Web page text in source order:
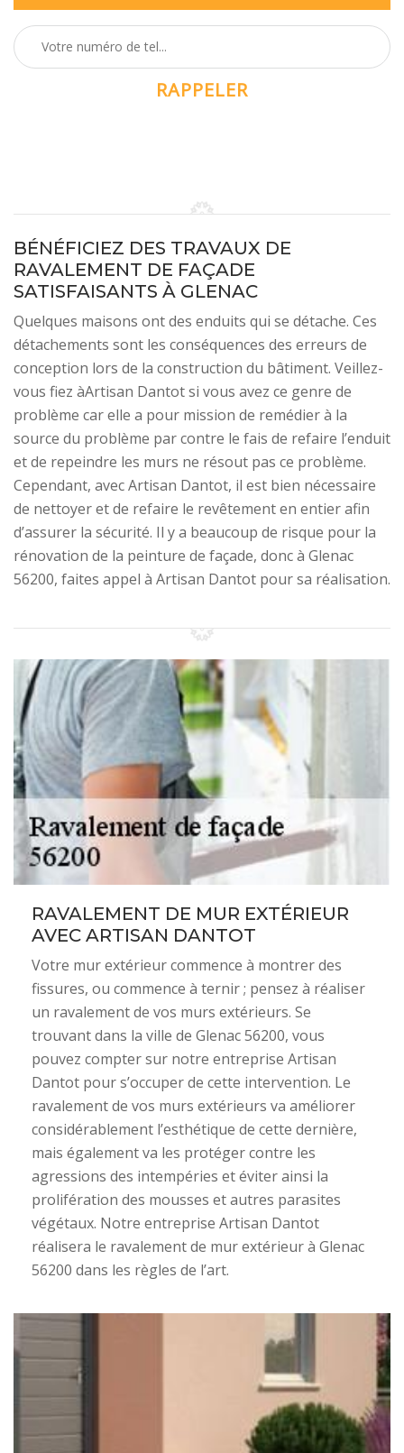
BÉNÉFICIEZ DES TRAVAUX DE
RAVALEMENT DE FAÇADE
SATISFAISANTS À GLENAC
Quelques maisons ont des enduits qui se détache. Ces
détachements sont les conséquences des erreurs de
conception lors de la construction du bâtiment. Veillez-
vous fiez àArtisan Dantot si vous avez ce genre de
problème car elle a pour mission de remédier à la
source du problème par contre le fais de refaire l’enduit
et de repeindre les murs ne résout pas ce problème.
Cependant, avec Artisan Dantot, il est bien nécessaire
de nettoyer et de refaire le revêtement en entier afin
d’assurer la sécurité. Il y a beaucoup de risque pour la
rénovation de la peinture de façade, donc à Glenac
56200, faites appel à Artisan Dantot pour sa réalisation.
RAVALEMENT DE MUR EXTÉRIEUR
AVEC ARTISAN DANTOT
Votre mur extérieur commence à montrer des
fissures, ou commence à ternir ; pensez à réaliser
un ravalement de vos murs extérieurs. Se
trouvant dans la ville de Glenac 56200, vous
pouvez compter sur notre entreprise Artisan
Dantot pour s’occuper de cette intervention. Le
ravalement de vos murs extérieurs va améliorer
considérablement l’esthétique de cette dernière,
mais également va les protéger contre les
agressions des intempéries et éviter ainsi la
prolifération des mousses et autres parasites
végétaux. Notre entreprise Artisan Dantot
réalisera le ravalement de mur extérieur à Glenac
56200 dans les règles de l’art.